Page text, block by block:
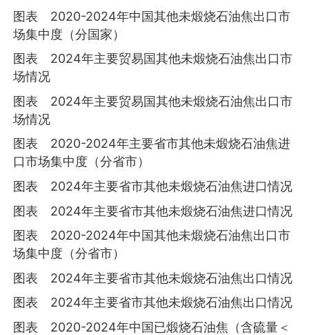
图表 2020-2024年中国其他未煅烧石油焦出口市
场集中度（分国家）
图表 2024年主要贸易国其他未煅烧石油焦出口市
场情况
图表 2024年主要贸易国其他未煅烧石油焦出口市
场情况
图表 2020-2024年主要省市其他未煅烧石油焦进
口市场集中度（分省市）
图表 2024年主要省市其他未煅烧石油焦进口情况
图表 2024年主要省市其他未煅烧石油焦进口情况
图表 2020-2024年中国其他未煅烧石油焦出口市
场集中度（分省市）
图表 2024年主要省市其他未煅烧石油焦出口情况
图表 2024年主要省市其他未煅烧石油焦出口情况
图表 2020-2024年中国已煅烧石油焦（含硫量＜